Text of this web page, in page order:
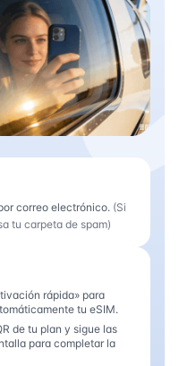
correo electrónico. (Si
tu carpeta de spam)
rápida» para
tu eSIM.
de tu plan y sigue las
para completar la